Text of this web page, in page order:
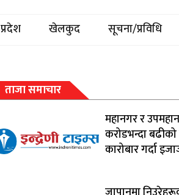
प्रदेश खेलकुद सूचना/प्रविधि
ताजा समाचार
महानगर र
करोडभन्दा
कारोबार गर्दा